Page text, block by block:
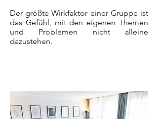
Der größte Wirkfaktor einer Gruppe ist
das Gefühl, mit den eigenen Themen
und Problemen nicht alleine
dazustehen.